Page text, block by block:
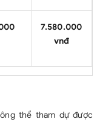
7.580.000
vnđ
thể tham dự được